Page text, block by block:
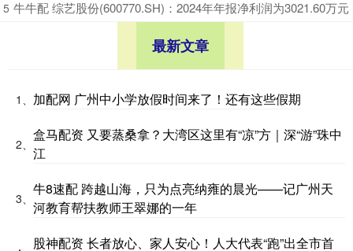
5 ​牛牛配 综艺股份(600770.SH)：2024年年报净利润为3021.60万元
最新文章
1、 加配网 广州中小学放假时间来了！还有这些假期
2、
盒马配资 又要蒸桑拿？大湾区这里有“凉”方｜深“游”珠中
江
3、
牛8速配 跨越山海，只为点亮纳雍的晨光——记广州天
河教育帮扶教师王翠娜的一年
股神配资 长者放心、家人安心！人大代表“跑”出全市首